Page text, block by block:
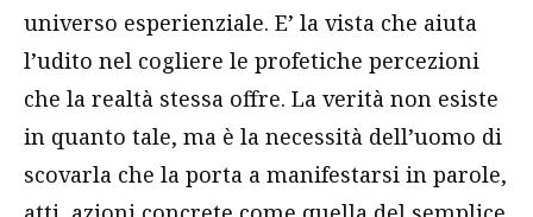
universo esperienziale. E’ la vista che aiuta
l’udito nel cogliere le profetiche percezioni
che la realtà stessa offre. La verità non esiste
in quanto tale, ma è la necessità dell’uomo di
scovarla che la porta a manifestarsi in parole,